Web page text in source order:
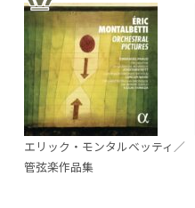
エリック・モンタルベッティ／
管弦楽作品集